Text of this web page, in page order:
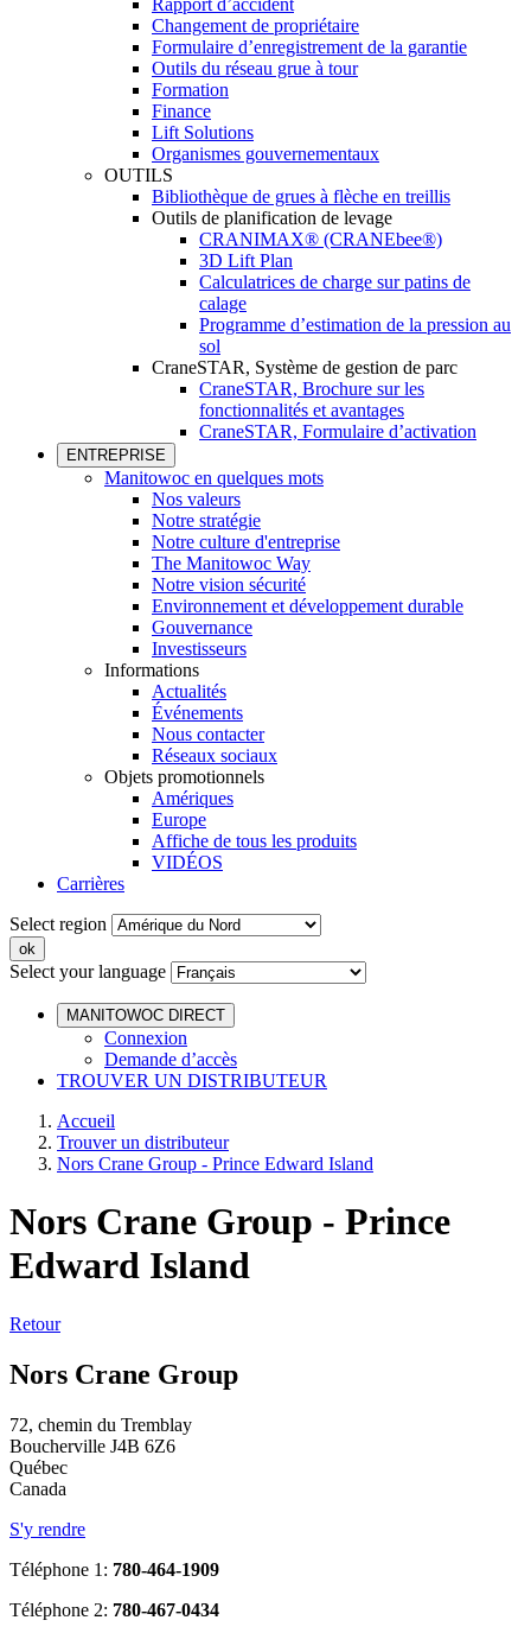
Rapport d’accident
Changement de propriétaire
Formulaire d’enregistrement de la garantie
Outils du réseau grue à tour
Formation
Finance
Lift Solutions
Organismes gouvernementaux
OUTILS
Bibliothèque de grues à flèche en treillis
Outils de planification de levage
CRANIMAX® (CRANEbee®)
3D Lift Plan
Calculatrices de charge sur patins de
calage
Programme d’estimation de la pression au
sol
CraneSTAR, Système de gestion de parc
CraneSTAR, Brochure sur les
fonctionnalités et avantages
CraneSTAR, Formulaire d’activation
ENTREPRISE
Manitowoc en quelques mots
Nos valeurs
Notre stratégie
Notre culture d'entreprise
The Manitowoc Way
Notre vision sécurité
Environnement et développement durable
Gouvernance
Investisseurs
Informations
Actualités
Événements
Nous contacter
Réseaux sociaux
Objets promotionnels
Amériques
Europe
Affiche de tous les produits
VIDÉOS
Carrières
Select region
Select your language
MANITOWOC DIRECT
Connexion
Demande d’accès
TROUVER UN DISTRIBUTEUR
Accueil
Trouver un distributeur
Nors Crane Group - Prince Edward Island
Nors Crane Group - Prince
Edward Island
Retour
Nors Crane Group
72, chemin du Tremblay
Boucherville J4B 6Z6
Québec
Canada
S'y rendre
Téléphone 1: 780-464-1909
Téléphone 2: 780-467-0434